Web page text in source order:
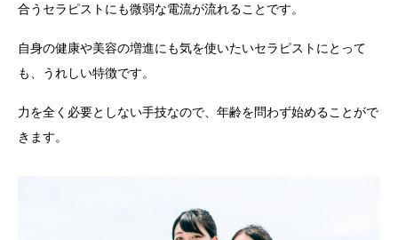
合うセラピストにも微弱な電流が流れることです。
自身の健康や美容の増進にも気を使いたいセラピストにとって
も、うれしい特徴です。
力を全く必要としない手技なので、年齢を問わず始めることがで
きます。